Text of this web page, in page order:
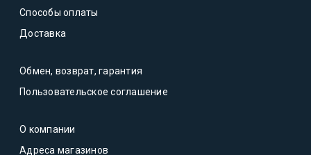
Способы оплаты
Доставка
Обмен, возврат, гарантия
Пользовательское соглашение
О компании
Адреса магазинов